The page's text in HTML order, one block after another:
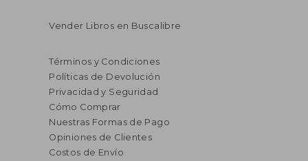
Vender Libros en Buscalibre
Términos y Condiciones
Políticas de Devolución
Privacidad y Seguridad
Cómo Comprar
Nuestras Formas de Pago
Opiniones de Clientes
Costos de Envío